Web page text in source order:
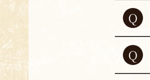
Q
A
Q
A